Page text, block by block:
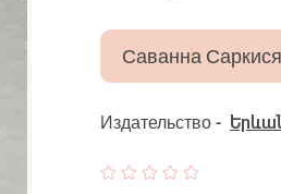
Саванна
Издательство -